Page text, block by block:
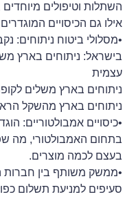
השתלות וטיפולים מיוחדים
אילו גם הכיסויים
בישראל: ניתוחים בארץ
עצמית
ניתוחים בארץ משלים
ניתוחים בארץ מהשקל
•כיסויים אמבולטוריים:
בתחום האמבולטורי, מה
בעצם לכמה מוצרים.
•ממשק משותף בין חברות
סעיפים למניעת תשלום